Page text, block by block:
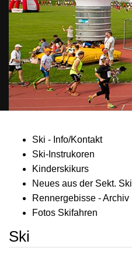
Ski - Info/Kontakt
Ski-Instrukoren
Kinderskikurs
Neues aus der Sekt. Ski
Rennergebisse - Archiv
Fotos Skifahren
Ski